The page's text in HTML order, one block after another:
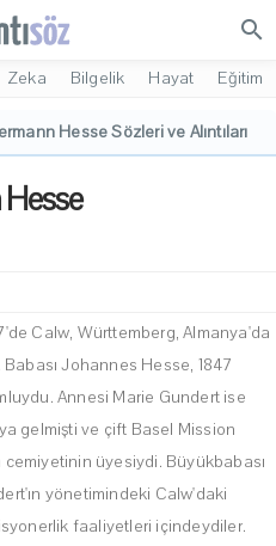
search
Zeka Bilgelik Hayat Eğitim
Hesse Sözleri ve Alıntıları
Calw, Württemberg, Almanya'da
Johannes Hesse, 1847
Annesi Marie Gundert ise
gelmişti ve çift Basel Mission
cemiyetinin üyesiydi. Büyükbabası
yönetimindeki Calw'daki
faaliyetleri içindeydiler.